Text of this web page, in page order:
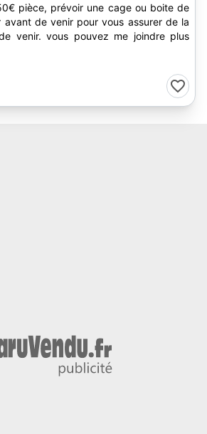
pièce, prévoir une cage ou boite de
de venir pour vous assurer de la
venir. vous pouvez me joindre plus